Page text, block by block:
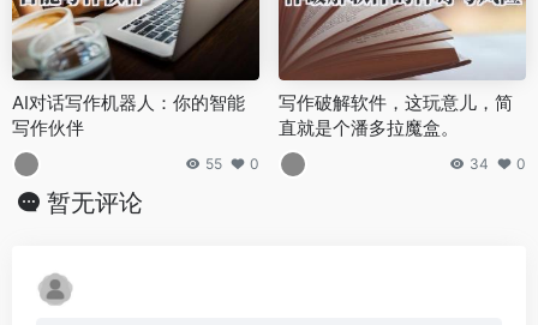
AI对话写作机器人：你的智能
写作伙伴
55 0
写作破解软件，这玩意儿，简
直就是个潘多拉魔盒。
34 0
暂无评论